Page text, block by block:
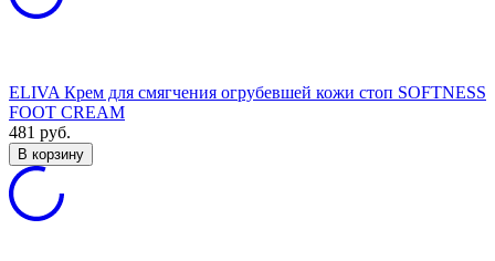
ELIVA Крем для смягчения огрубевшей кожи стоп SOFTNESS
FOOT CREAM
481 руб.
В корзину